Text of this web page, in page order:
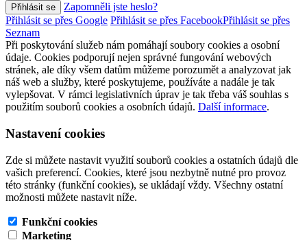
Přihlásit se
Zapomněli jste heslo?
Přihlásit se přes Google Přihlásit se přes FacebookPřihlásit se přes
Seznam
Při poskytování služeb nám pomáhají soubory cookies a osobní
údaje. Cookies podporují nejen správné fungování webových
stránek, ale díky všem datům můžeme porozumět a analyzovat jak
náš web a služby, které poskytujeme, používáte a nadále je tak
vylepšovat. V rámci legislativních úprav je tak třeba váš souhlas s
použitím souborů cookies a osobních údajů. Další informace.
Nastavení cookies
Zde si můžete nastavit využití souborů cookies a ostatních údajů dle
vašich preferencí. Cookies, které jsou nezbytně nutné pro provoz
této stránky (funkční cookies), se ukládají vždy. Všechny ostatní
možnosti můžete nastavit níže.
Funkční cookies
Marketing